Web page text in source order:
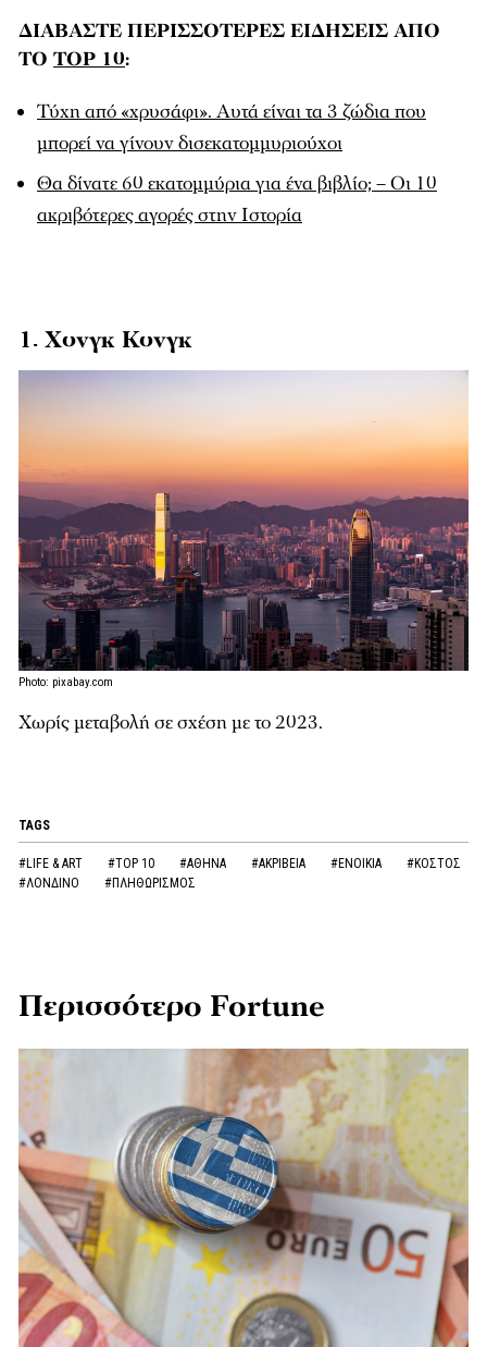
ΔΙΑΒΑΣΤΕ ΠΕΡΙΣΣΟΤΕΡΕΣ ΕΙΔΗΣΕΙΣ ΑΠΟ
ΤΟ TOP 10:
Τύχη από «χρυσάφι». Αυτά είναι τα 3 ζώδια που
μπορεί να γίνουν δισεκατομμυριούχοι
Θα δίνατε 60 εκατομμύρια για ένα βιβλίο; – Οι 10
ακριβότερες αγορές στην Ιστορία
1. Χονγκ Κονγκ
Photo: pixabay.com
Χωρίς μεταβολή σε σχέση με το 2023.
TAGS
#LIFE & ART #TOP 10 #ΑΘΗΝΑ #ΑΚΡΙΒΕΙΑ #ΕΝΟΙΚΙΑ
#ΚΟΣΤΟΣ
#ΛΟΝΔΙΝΟ
#ΠΛΗΘΩΡΙΣΜΟΣ
Περισσότερο Fortune